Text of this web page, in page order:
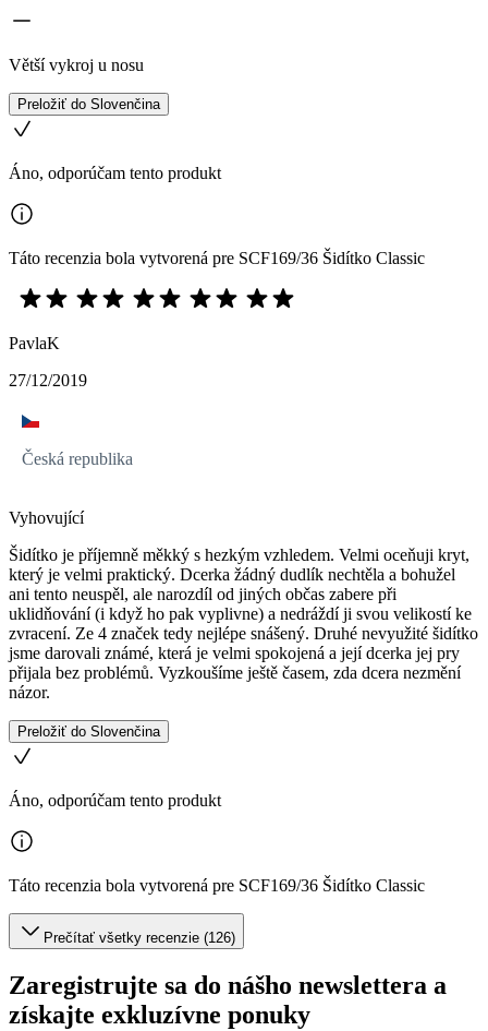
Větší vykroj u nosu
Preložiť do Slovenčina
Áno, odporúčam tento produkt
Táto recenzia bola vytvorená pre SCF169/36 Šidítko Classic
PavlaK
27/12/2019
Česká republika
Vyhovující
Šidítko je příjemně měkký s hezkým vzhledem. Velmi oceňuji kryt,
který je velmi praktický. Dcerka žádný dudlík nechtěla a bohužel
ani tento neuspěl, ale narozdíl od jiných občas zabere při
uklidňování (i když ho pak vyplivne) a nedráždí ji svou velikostí ke
zvracení. Ze 4 značek tedy nejlépe snášený. Druhé nevyužité šidítko
jsme darovali známé, která je velmi spokojená a její dcerka jej pry
přijala bez problémů. Vyzkoušíme ještě časem, zda dcera nezmění
názor.
Preložiť do Slovenčina
Áno, odporúčam tento produkt
Táto recenzia bola vytvorená pre SCF169/36 Šidítko Classic
Prečítať všetky recenzie (126)
Zaregistrujte sa do nášho newslettera a
získajte exkluzívne ponuky